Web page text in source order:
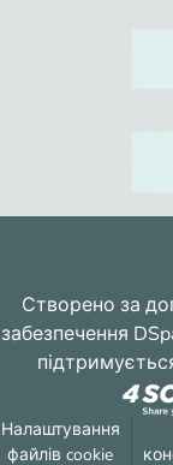
Створено за
забезпечення
Налаштування
файлів cookie